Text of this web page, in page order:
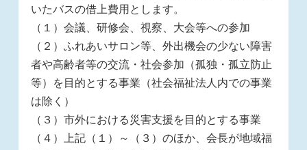
いたバスの借上費用とします。
（１）会議、研修会、視察、大会等への参加
（２）ふれあいサロン等、外出機会の少ない障害
者や高齢者等の交流・社会参加（孤独・孤立防止
等）を目的とする事業（社会福祉法人内での事業
は除く）
（３）市外における災害支援を目的とする事業
（４）上記（１）～（３）のほか、会長が地域福